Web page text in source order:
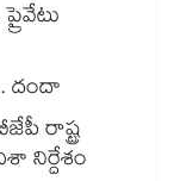
దందా
రాష్ట్ర
నిర్దేశం